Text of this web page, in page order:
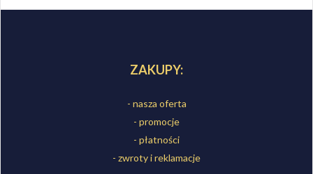
ZAKUPY:
- nasza oferta
- promocje
- płatności
- zwroty i reklamacje